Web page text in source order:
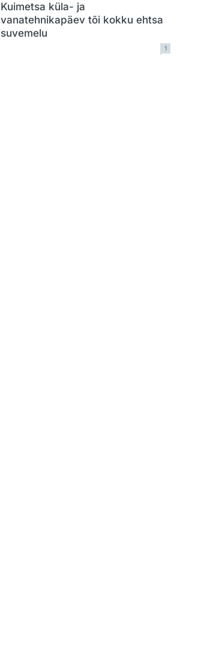
Kuimetsa küla- ja
vanatehnikapäev tõi kokku ehtsa
suvemelu
1